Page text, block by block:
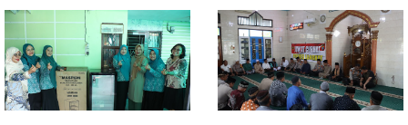
Nasional